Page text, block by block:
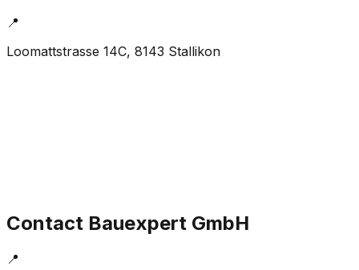
📍
Loomattstrasse 14C, 8143 Stallikon
Contact Bauexpert GmbH
📍